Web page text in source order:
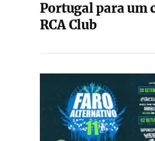
Portugal para um
RCA Club